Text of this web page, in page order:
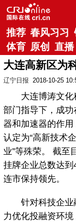
推荐 春风习习
体育 原创 直播
大连高新区为
辽宁日报 2018-10-25
大连博涛文化
部门指导下，成
器和加速器的作
认定为“高新技术
业”等殊荣。 截至
挂牌企业总数达
连市保持领先。
针对科技企业
力优化投融资环境